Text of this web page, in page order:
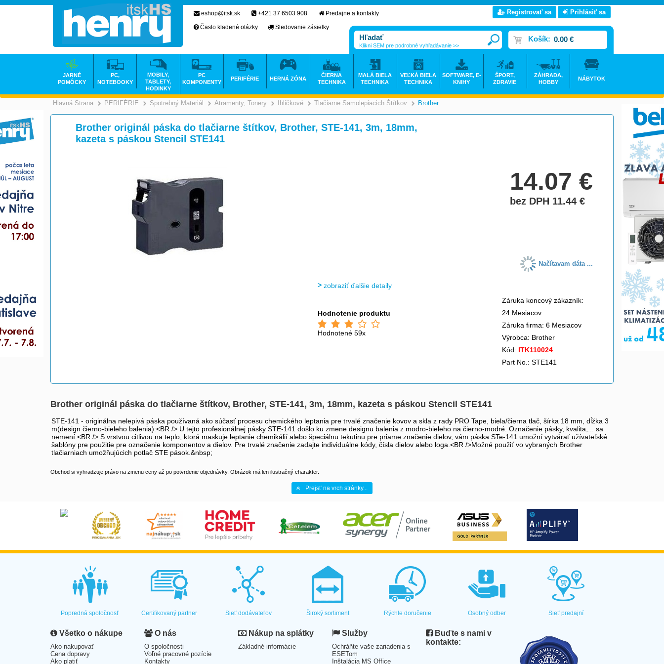
Hlavná Strana >
PERIFÉRIE >
Spotrebný Materiál >
Atramenty, Tonery >
Ihličkové >
Tlačiarne Samolepiacich Štítkov > Brother
Brother originál páska do tlačiarne štítkov, Brother, STE-141, 3m, 18mm,
kazeta s páskou Stencil STE141
14.07€
bez DPH 11.44€
Načítavam dáta ...
zobraziť ďalšie detaily
Hodnotenie produktu
Hodnotené 59x
Záruka koncový zákazník:
24 Mesiacov
Záruka firma: 6 Mesiacov
Výrobca: Brother
Kód: ITK110024
Part No.: STE141
Brother originál páska do tlačiarne štítkov, Brother, STE-141, 3m, 18mm, kazeta s páskou Stencil STE141
STE-141 - originálna nelepivá páska používaná ako súčasť procesu chemického leptania pre trvalé značenie kovov a skla z rady PRO Tape, biela/čierna tlač, šírka 18 mm, dĺžka 3
m(design čierno-bieleho balenia):<BR /> U tejto profesionálnej pásky STE-141 došlo ku zmene designu balenia z modro-bieleho na čierno-modré. Označenie pásky, kvalita,... sa
nemení.<BR /> S vrstvou citlivou na teplo, ktorá maskuje leptanie chemikálií alebo špeciálnu tekutinu pre priame značenie dielov, vám páska STe-141 umožní vytvárať užívateľské
šablóny pre použitie pre označenie komponentov a dielov. Pre trvalé značenie zadajte individuálne kódy, čísla dielov alebo loga.<BR />Možné použiť vo vybraných Brother
tlačiarniach umožňujúcich potlač STE pások.&nbsp;
Obchod si vyhradzuje právo na zmenu ceny až po potvrdenie objednávky. Obrázok má len ilustračný charakter.
Prejsť na vrch stránky...
eshop@itsk.sk +421 37 6503 908
Predajne a kontakty
Často kladené otázky
Sledovanie zásielky
Registrovať sa Prihlásiť sa
Košík: 0.00 €
Klikni SEM pre podrobné vyhľadávanie >>
JARNÉ
POMÔCKY
PC,
NOTEBOOKY
MOBILY,
TABLETY,
HODINKY
PC
KOMPONENTY
PERIFÉRIE HERNÁ ZÓNA
ČIERNA
TECHNIKA
MALÁ BIELA
TECHNIKA
VEĽKÁ BIELA
TECHNIKA
SOFTWARE, E-
KNIHY
ŠPORT,
ZDRAVIE
ZÁHRADA,
HOBBY
NÁBYTOK
Popredná spoločnosť Certifikovaný partner Sieť dodávateľov Široký sortiment Rýchle doručenie Osobný odber Sieť predajní
Všetko o nákupe
Ako nakupovať
Cena dopravy
Ako platiť
O nás
O spoločnosti
Voľné pracovné pozície
Kontakty
Nákup na splátky
Základné informácie
Služby
Ochráňte vaše zariadenia s
ESETom
Inštalácia MS Office
Buďte s nami v
kontakte: